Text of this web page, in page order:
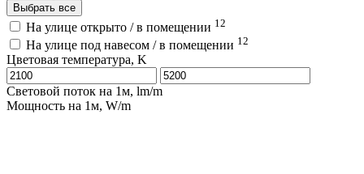
Выбрать все
На улице открыто / в помещении 12
На улице под навесом / в помещении 12
Цветовая температура, K
Световой поток на 1м, lm/m
Мощность на 1м, W/m